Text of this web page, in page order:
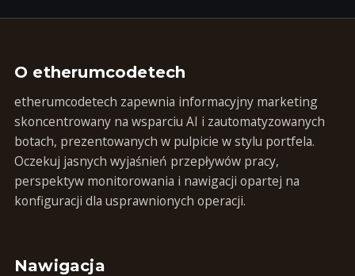
O etherumcodetech
etherumcodetech zapewnia informacyjny marketing
skoncentrowany na wsparciu AI i zautomatyzowanych
botach, prezentowanych w pulpicie w stylu portfela.
Oczekuj jasnych wyjaśnień przepływów pracy,
perspektyw monitorowania i nawigacji opartej na
konfiguracji dla usprawnionych operacji.
Nawigacja